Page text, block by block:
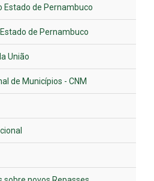
Estado de Pernambuco
de Pernambuco
União
de Municípios - CNM